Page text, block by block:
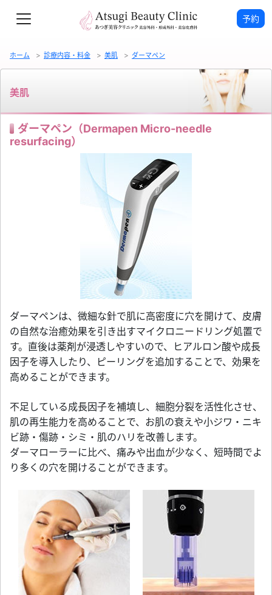
予約
ホーム 診療内容・料金 美肌 ダーマペン
美肌
ダーマペン（Dermapen Micro-needle
resurfacing）
ダーマペンは、微細な針で肌に高密度に穴を開けて、皮膚
の自然な治癒効果を引き出すマイクロニードリング処置で
す。直後は薬剤が浸透しやすいので、ヒアルロン酸や成長
因子を導入したり、ピーリングを追加することで、効果を
高めることができます。
不足している成長因子を補填し、細胞分裂を活性化させ、
肌の再生能力を高めることで、お肌の衰えや小ジワ・ニキ
ビ跡・傷跡・シミ・肌のハリを改善します。
ダーマローラーに比べ、痛みや出血が少なく、短時間でよ
り多くの穴を開けることができます。